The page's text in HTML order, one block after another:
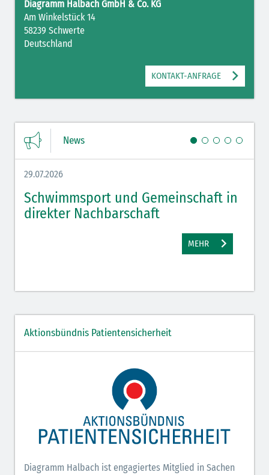
Diagramm Halbach GmbH & Co. KG
Am Winkelstück 14
58239 Schwerte
Deutschland
KONTAKT-ANFRAGE
News
29.07.2026
Schwimmsport und Gemeinschaft in
direkter Nachbarschaft
MEHR
Aktionsbündnis Patientensicherheit
Diagramm Halbach ist engagiertes Mitglied in Sachen